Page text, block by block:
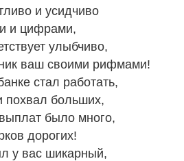
и усидчиво
и цифрами,
улыбчиво,
ваш своими рифмами!
стал работать,
похвал больших,
было много,
дорогих!
у вас шикарный,